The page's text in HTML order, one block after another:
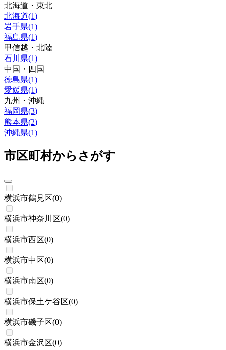
北海道・東北
北海道(1)
岩手県(1)
福島県(1)
甲信越・北陸
石川県(1)
中国・四国
徳島県(1)
愛媛県(1)
九州・沖縄
福岡県(3)
熊本県(2)
沖縄県(1)
市区町村からさがす
横浜市鶴見区(0)
横浜市神奈川区(0)
横浜市西区(0)
横浜市中区(0)
横浜市南区(0)
横浜市保土ケ谷区(0)
横浜市磯子区(0)
横浜市金沢区(0)